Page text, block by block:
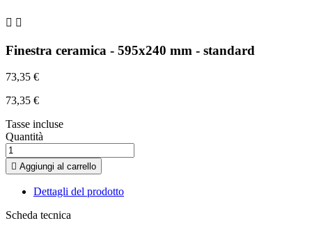
 
Finestra ceramica - 595x240 mm - standard
73,35 €
73,35 €
Tasse incluse
Quantità
 Aggiungi al carrello
Dettagli del prodotto
Scheda tecnica